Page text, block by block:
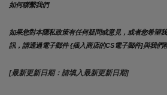
如何聯繫我們
如果您對本隱私政策有任何疑問或意見，或者您希望
訊，請通過電子郵件 {插入商店的CS電子郵件]與我們
[最新更新日期：請填入最新更新日期]